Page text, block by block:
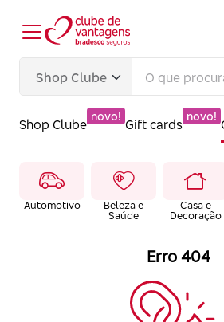
Shop Clube
novo!
Gift cards
novo!
Automotivo
Beleza e
Saúde
Casa e
Decoração
Erro 404